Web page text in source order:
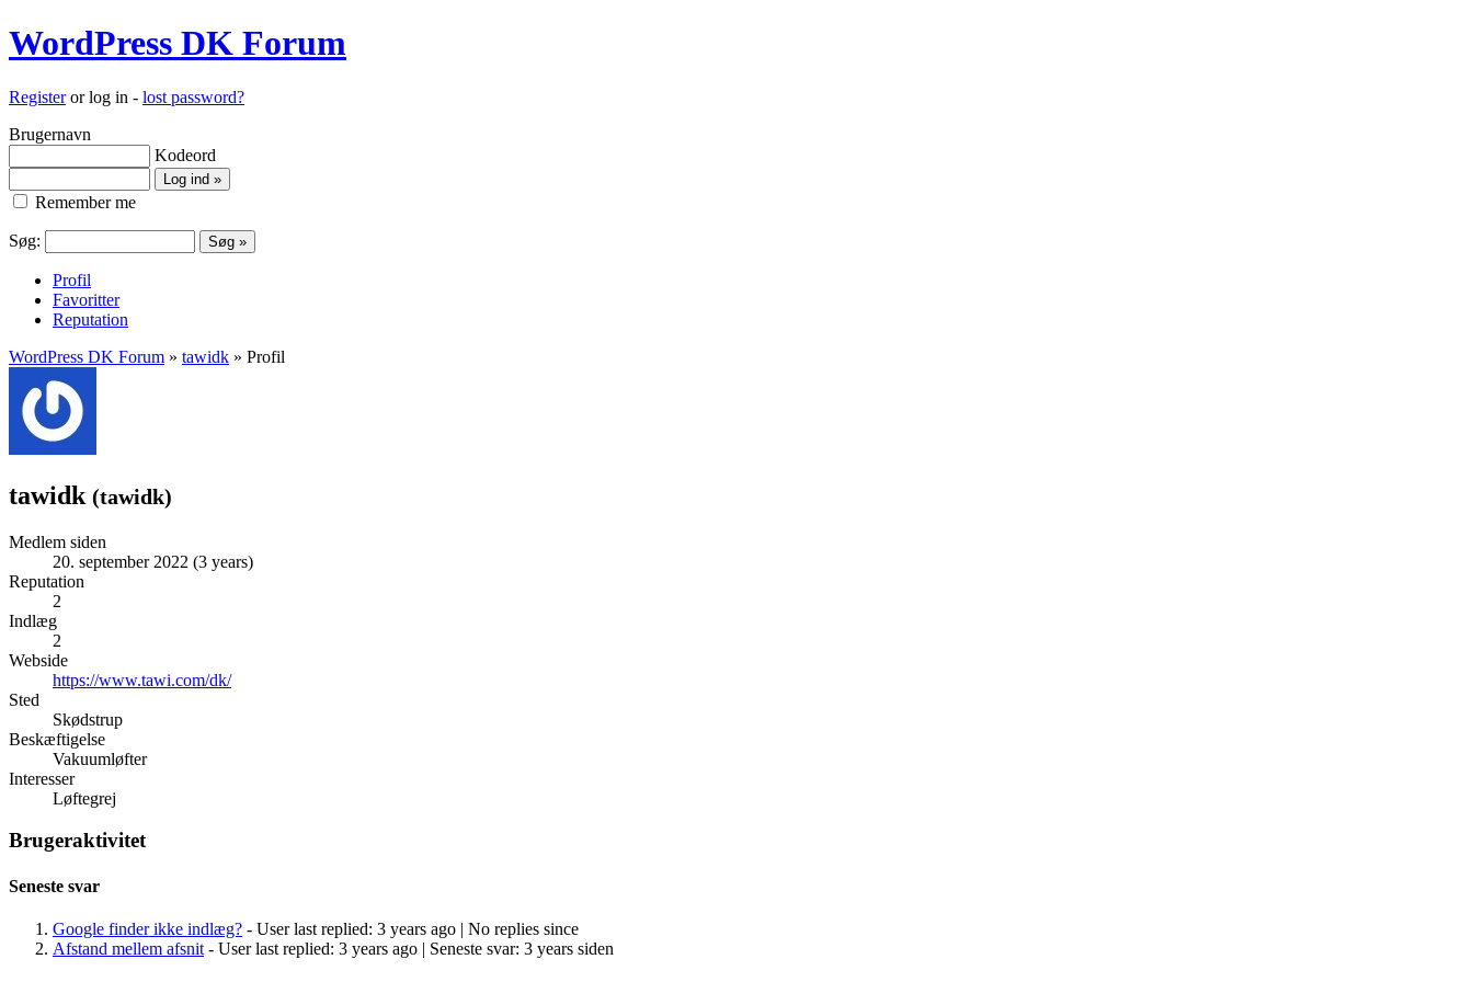
WordPress DK Forum
Registeror log in - lost password?
Brugernavn
Kodeord
Remember me
Søg:
Profil
Favoritter
Reputation
WordPress DK Forum » tawidk » Profil
tawidk (tawidk)
Medlem siden
20. september 2022 (3 years)
Reputation
2
Indlæg
2
Webside
https://www.tawi.com/dk/
Sted
Skødstrup
Beskæftigelse
Vakuumløfter
Interesser
Løftegrej
Brugeraktivitet
Seneste svar
Google finder ikke indlæg? - User last replied: 3 years ago | No replies since
Afstand mellem afsnit - User last replied: 3 years ago | Seneste svar: 3 years siden